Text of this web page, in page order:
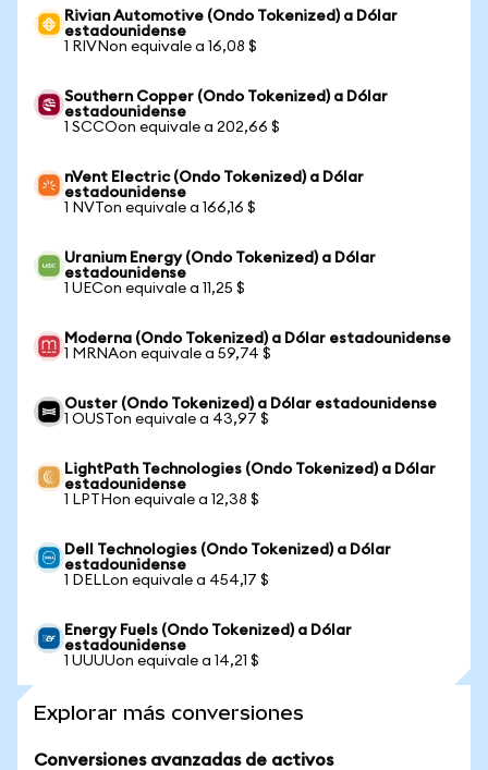
Rivian Automotive (Ondo Tokenized) a Dólar
estadounidense
1 RIVNon equivale a 16,08 $
Southern Copper (Ondo Tokenized) a Dólar
estadounidense
1 SCCOon equivale a 202,66 $
nVent Electric (Ondo Tokenized) a Dólar
estadounidense
1 NVTon equivale a 166,16 $
Uranium Energy (Ondo Tokenized) a Dólar
estadounidense
1 UECon equivale a 11,25 $
Moderna (Ondo Tokenized) a Dólar estadounidense
1 MRNAon equivale a 59,74 $
Ouster (Ondo Tokenized) a Dólar estadounidense
1 OUSTon equivale a 43,97 $
LightPath Technologies (Ondo Tokenized) a Dólar
estadounidense
1 LPTHon equivale a 12,38 $
Dell Technologies (Ondo Tokenized) a Dólar
estadounidense
1 DELLon equivale a 454,17 $
Energy Fuels (Ondo Tokenized) a Dólar
estadounidense
1 UUUUon equivale a 14,21 $
Explorar más conversiones
Conversiones avanzadas de activos